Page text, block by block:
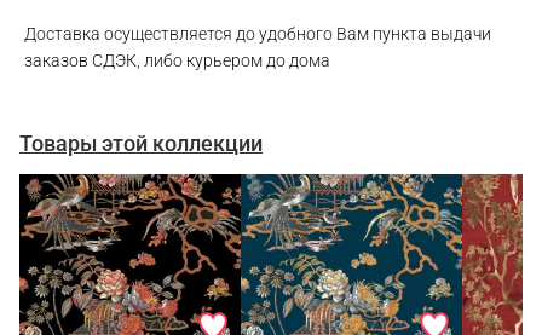
Доставка осуществляется до удобного Вам пункта выдачи
заказов СДЭК, либо курьером до дома
Товары этой коллекции